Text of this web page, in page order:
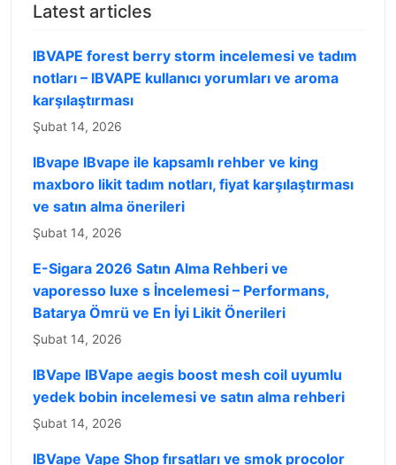
Latest articles
IBVAPE forest berry storm incelemesi ve tadım
notları – IBVAPE kullanıcı yorumları ve aroma
karşılaştırması
Şubat 14, 2026
IBvape IBvape ile kapsamlı rehber ve king
maxboro likit tadım notları, fiyat karşılaştırması
ve satın alma önerileri
Şubat 14, 2026
E-Sigara 2026 Satın Alma Rehberi ve
vaporesso luxe s İncelemesi – Performans,
Batarya Ömrü ve En İyi Likit Önerileri
Şubat 14, 2026
IBVape IBVape aegis boost mesh coil uyumlu
yedek bobin incelemesi ve satın alma rehberi
Şubat 14, 2026
IBVape Vape Shop fırsatları ve smok procolor